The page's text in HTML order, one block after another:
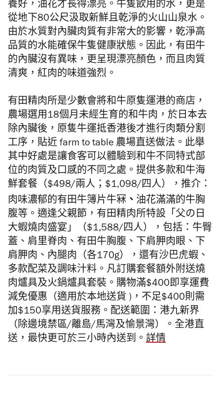
養好，油花才長得漂亮。牛隻飲用的水，更是
從地下80公尺汲取新鮮且乾淨的火山山泉水。
由於水質對內臟肉質有非常大的影響，乾淨高
品質的水能確保牛隻健康狀態。因此，有田牛
的內臟沒有異味，更呈現漂亮顏色，而且肉質
清爽，紅肉的味道強烈。
有田精肉所是少數會將和牛原隻運港的商店，
農場選用18個月未經生育的和牛肉，於日本去
除內臟後，原隻牛運抵香港後才進行肉類分割
工序，貼近 farm to table 農場直送做法。此舉
其中好處是讓食客可以體驗到和牛不同特式部
位的肉質及口感的不同之處。提供多款和牛海
鮮套餐（$498/兩人；$1,098/四人），推介：
肉味濃郁的有田牛簿片牛冧 、 油花滿滿的牛胸
腹等。適逢父親節，有田精肉所特設「父の日
大蝦燒肉盛宴」（$1,588/四人），包括：牛臀
蓋、肩里脊肉、有田牛胸腹、下肩胛肉眼、下
肩胛肉、內腿肉（各170g），還有沙巴虎蝦、
多款配菜及調味汁料。凡訂購套餐額外附送燒
肉爐具及火鍋爐具套裝。購物滿$400即享運費
減免優惠（適用於本地送貨 )，不足$400則需
加$150享用送貨服務。配送範圍：港九新界
（除邊境禁區/離島/馬灣及愉景灣）。全港直
送，最快更可於三小時內送到。 詳情